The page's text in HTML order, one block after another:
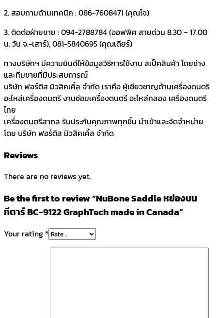
2. สอบถามด้านเทคนิค : 086-7608471 (คุณโจ)
3. ติดต่อฝ่ายขาย : 094-2788784 (ออฟฟิศ สายด่วน 8.30 – 17.00
น. วัน จ.-เสาร์), 081-5840695 (คุณเดียร์)
ทางบริษัทฯ มีความยินดีให้ข้อมูลวิธีการใช้งาน สเป็คสินค้า โดยช่าง
และทีมขายที่มีประสบการณ์
บริษัท ฟอร์ติส มิวสิคเคิ้ล จำกัด เราคือ ผู้เชียวชาญด้านเครื่องดนตรี
อะไหล่เครื่องดนตรี งานซ่อมเครื่องดนตรี อะไหล่กลอง เครื่องดนตรี
ไทย
เครื่องดนตรีสากล รับประกับคุณภาพทุกชิ้น นำเข้าและจัดจำหน่าย
โดย บริษัท ฟอร์ติส มิวสิคเคิ้ล จำกัด
Reviews
There are no reviews yet.
Be the first to review “NuBone Saddle หย่องบน
กีตาร์ BC-9122 GraphTech made in Canada”
Your rating *